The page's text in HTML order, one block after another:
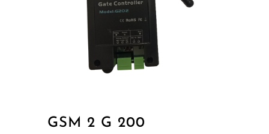
GSM 2 G 200